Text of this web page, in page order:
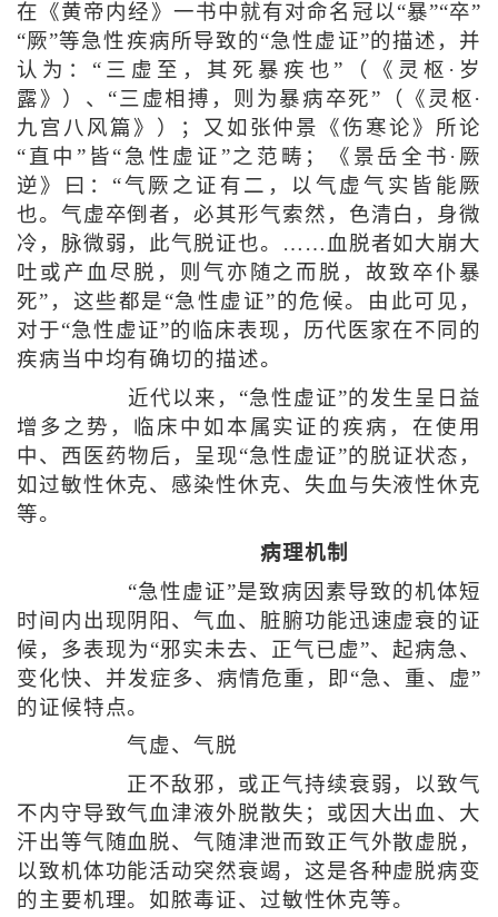
在《黄帝内经》一书中就有对命名冠以“暴”“卒”
“厥”等急性疾病所导致的“急性虚证”的描述，并
认为：“三虚至，其死暴疾也”（《灵枢·岁
露》）、“三虚相搏，则为暴病卒死”（《灵枢·
九宫八风篇》）；又如张仲景《伤寒论》所论
“直中”皆“急性虚证”之范畴；《景岳全书·厥
逆》曰：“气厥之证有二，以气虚气实皆能厥
也。气虚卒倒者，必其形气索然，色清白，身微
冷，脉微弱，此气脱证也。……血脱者如大崩大
吐或产血尽脱，则气亦随之而脱，故致卒仆暴
死”，这些都是“急性虚证”的危候。由此可见，
对于“急性虚证”的临床表现，历代医家在不同的
疾病当中均有确切的描述。
近代以来，“急性虚证”的发生呈日益
增多之势，临床中如本属实证的疾病，在使用
中、西医药物后，呈现“急性虚证”的脱证状态，
如过敏性休克、感染性休克、失血与失液性休克
等。
病理机制
“急性虚证”是致病因素导致的机体短
时间内出现阴阳、气血、脏腑功能迅速虚衰的证
候，多表现为“邪实未去、正气已虚”、起病急、
变化快、并发症多、病情危重，即“急、重、虚”
的证候特点。
气虚、气脱
正不敌邪，或正气持续衰弱，以致气
不内守导致气血津液外脱散失；或因大出血、大
汗出等气随血脱、气随津泄而致正气外散虚脱，
以致机体功能活动突然衰竭，这是各种虚脱病变
的主要机理。如脓毒证、过敏性休克等。